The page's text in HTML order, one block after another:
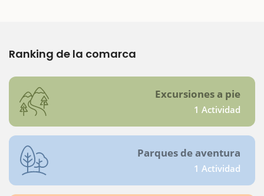
Ranking de la comarca
Excursiones a pie
1 Actividad
Parques de aventura
1 Actividad